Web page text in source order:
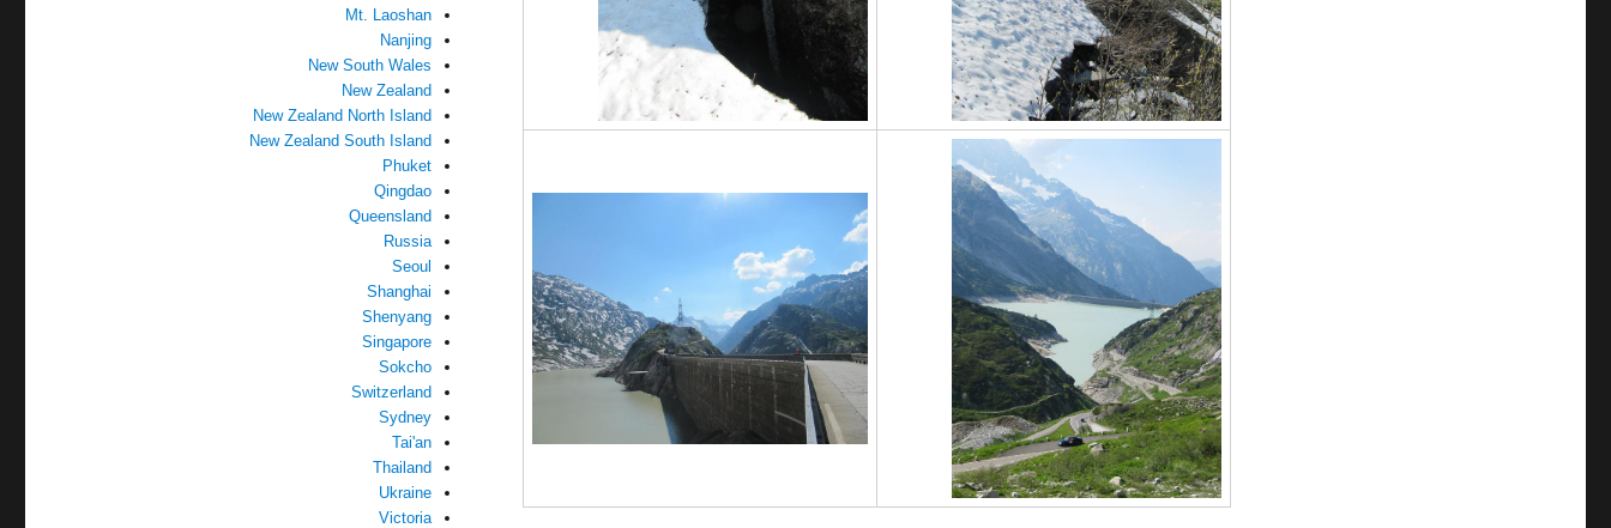
Mt. Laoshan
Nanjing
New South Wales
New Zealand
New Zealand North Island
New Zealand South Island
Phuket
Qingdao
Queensland
Russia
Seoul
Shanghai
Shenyang
Singapore
Sokcho
Switzerland
Sydney
Tai'an
Thailand
Ukraine
Victoria